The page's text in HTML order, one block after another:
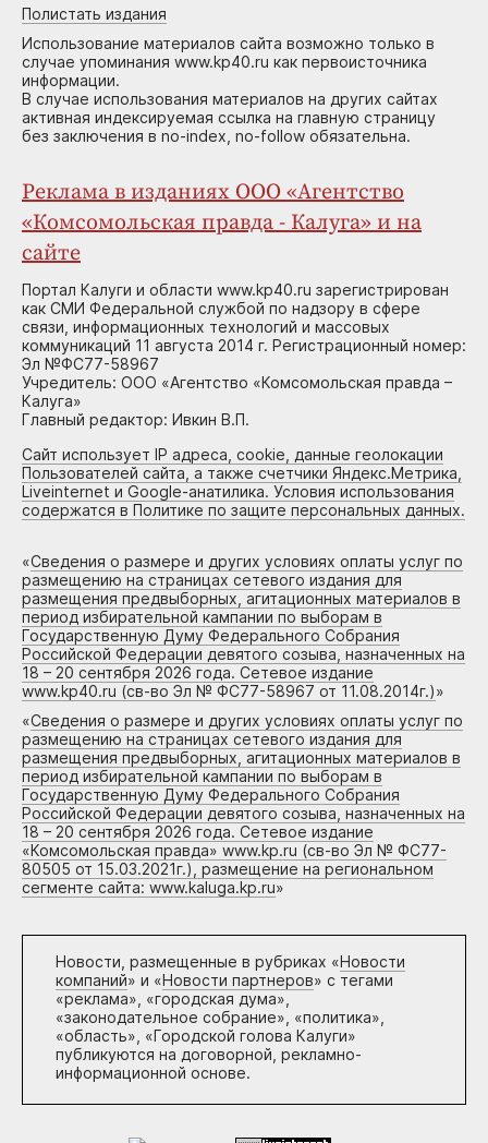
Полистать издания
Использование материалов сайта возможно только в
случае упоминания www.kp40.ru как первоисточника
информации.
В случае использования материалов на других сайтах
активная индексируемая ссылка на главную страницу
без заключения в no-index, no-follow обязательна.
Реклама в изданиях ООО «Агентство
«Комсомольская правда - Калуга» и на
сайте
Портал Калуги и области www.kp40.ru зарегистрирован
как СМИ Федеральной службой по надзору в сфере
связи, информационных технологий и массовых
коммуникаций 11 августа 2014 г. Регистрационный номер:
Эл №ФС77-58967
Учредитель: ООО «Агентство «Комсомольская правда –
Калуга»
Главный редактор: Ивкин В.П.
Сайт использует IP адреса, cookie, данные геолокации
Пользователей сайта, а также счетчики Яндекс.Метрика,
Liveinternet и Google-анатилика. Условия использования
содержатся в Политике по защите персональных данных.
«Сведения о размере и других условиях оплаты услуг по
размещению на страницах сетевого издания для
размещения предвыборных, агитационных материалов в
период избирательной кампании по выборам в
Государственную Думу Федерального Собрания
Российской Федерации девятого созыва, назначенных на
18 – 20 сентября 2026 года. Сетевое издание
www.kp40.ru (св-во Эл № ФС77-58967 от 11.08.2014г.)»
«Сведения о размере и других условиях оплаты услуг по
размещению на страницах сетевого издания для
размещения предвыборных, агитационных материалов в
период избирательной кампании по выборам в
Государственную Думу Федерального Собрания
Российской Федерации девятого созыва, назначенных на
18 – 20 сентября 2026 года. Сетевое издание
«Комсомольская правда» www.kp.ru (св-во Эл № ФС77-
80505 от 15.03.2021г.), размещение на региональном
сегменте сайта: www.kaluga.kp.ru»
Новости, размещенные в рубриках «Новости
компаний» и «Новости партнеров» с тегами
«реклама», «городская дума»,
«законодательное собрание», «политика»,
«область», «Городской голова Калуги»
публикуются на договорной, рекламно-
информационной основе.